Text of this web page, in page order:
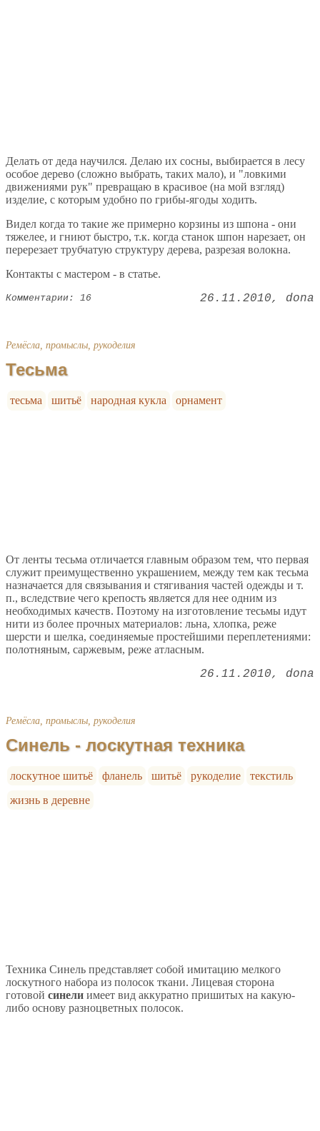
Делать от деда научился. Делаю их сосны, выбирается в лесу
особое дерево (сложно выбрать, таких мало), и "ловкими
движениями рук" превращаю в красивое (на мой взгляд)
изделие, с которым удобно по грибы-ягоды ходить.
Видел когда то такие же примерно корзины из шпона - они
тяжелее, и гниют быстро, т.к. когда станок шпон нарезает, он
перерезает трубчатую структуру дерева, разрезая волокна.
Контакты с мастером - в статье.
Комментарии: 16 26.11.2010 dona
Ремёсла, промыслы, рукоделия
Тесьма
тесьма шитьё народная кукла орнамент
От ленты тесьма отличается главным образом тем, что первая
служит преимущественно украшением, между тем как тесьма
назначается для связывания и стягивания частей одежды и т.
п., вследствие чего крепость является для нее одним из
необходимых качеств. Поэтому на изготовление тесьмы идут
нити из более прочных материалов: льна, хлопка, реже
шерсти и шелка, соединяемые простейшими переплетениями:
полотняным, саржевым, реже атласным.
26.11.2010 dona
Ремёсла, промыслы, рукоделия
Синель - лоскутная техника
лоскутное шитьё фланель шитьё рукоделие
текстиль
жизнь в деревне
Техника Синель представляет собой имитацию мелкого
лоскутного набора из полосок ткани. Лицевая сторона
готовой синели имеет вид аккуратно пришитых на какую-
либо основу разноцветных полосок.